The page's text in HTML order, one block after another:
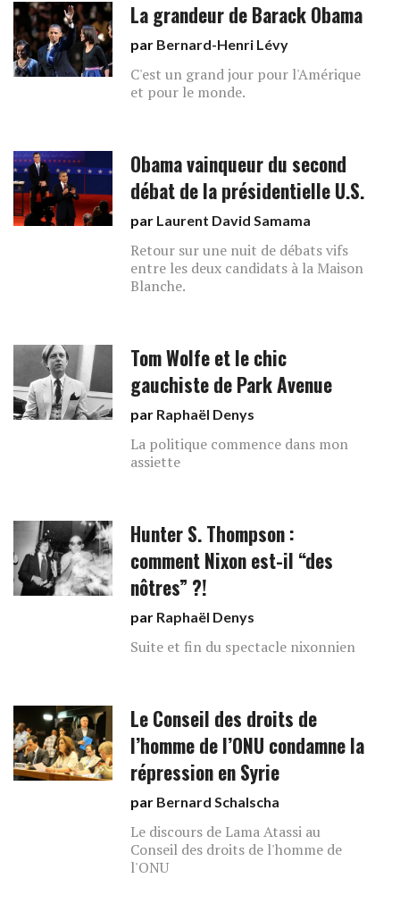
La grandeur de Barack Obama
par Bernard-Henri Lévy
C'est un grand jour pour l'Amérique
et pour le monde.
Obama vainqueur du second
débat de la présidentielle U.S.
par Laurent David Samama
Retour sur une nuit de débats vifs
entre les deux candidats à la Maison
Blanche.
Tom Wolfe et le chic
gauchiste de Park Avenue
par Raphaël Denys
La politique commence dans mon
assiette
Hunter S. Thompson :
comment Nixon est-il “des
nôtres” ?!
par Raphaël Denys
Suite et fin du spectacle nixonnien
Le Conseil des droits de
l’homme de l’ONU condamne la
répression en Syrie
par Bernard Schalscha
Le discours de Lama Atassi au
Conseil des droits de l'homme de
l'ONU